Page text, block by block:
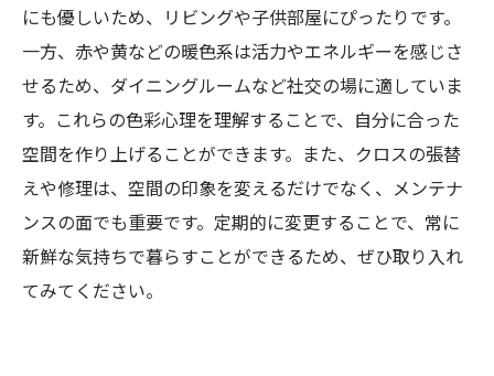
にも優しいため、リビングや子供部屋にぴったりです。
一方、赤や黄などの暖色系は活力やエネルギーを感じさ
せるため、ダイニングルームなど社交の場に適していま
す。これらの色彩心理を理解することで、自分に合った
空間を作り上げることができます。また、クロスの張替
えや修理は、空間の印象を変えるだけでなく、メンテナ
ンスの面でも重要です。定期的に変更することで、常に
新鮮な気持ちで暮らすことができるため、ぜひ取り入れ
てみてください。